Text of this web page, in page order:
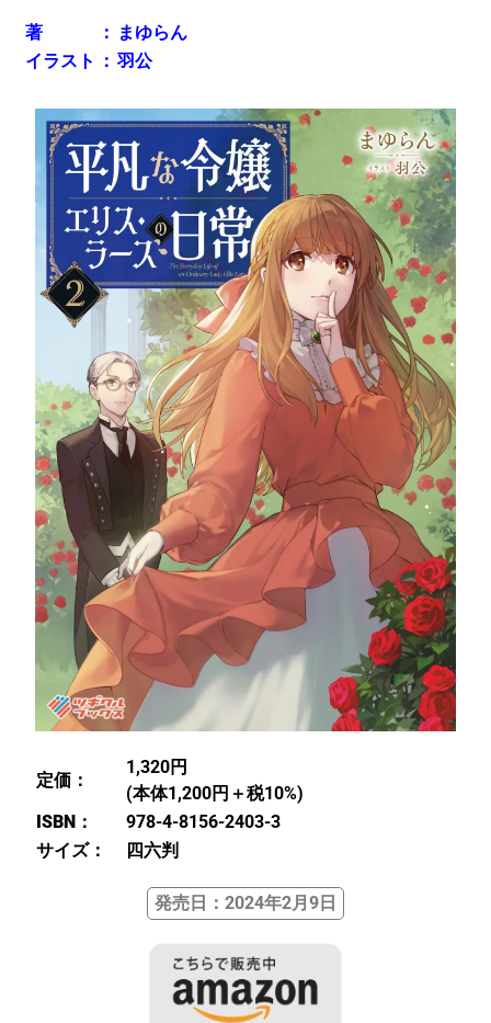
著 ： まゆらん
イラスト
： 羽公
定価：
1,320円
(本体1,200円＋税10%)
ISBN：
978-4-8156-2403-3
サイズ：
四六判
発売日：2024年2月9日